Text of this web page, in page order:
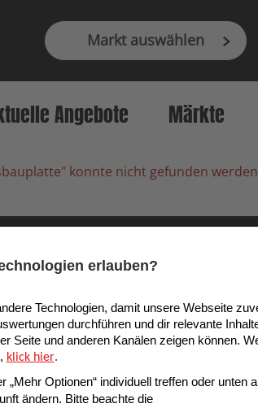
Markt auswählen
Angebote Märkte
konnte nicht gefunden werden